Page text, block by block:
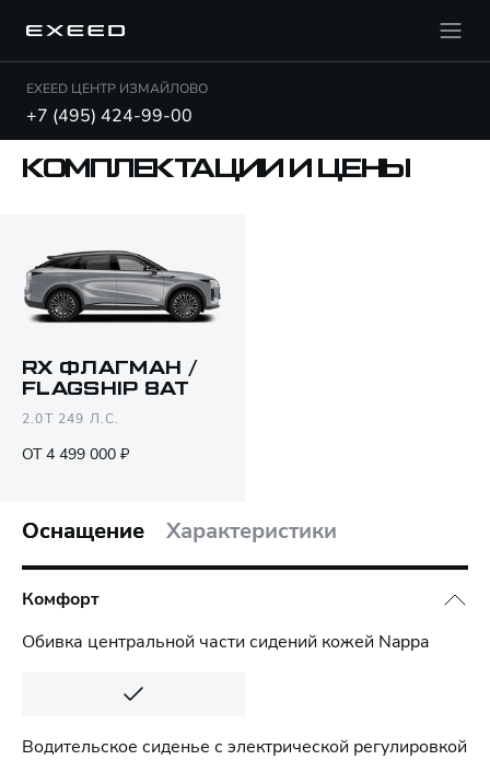
EXEED ЦЕНТР ИЗМАЙЛОВО
+7 (495) 424-99-00
КОМПЛЕКТАЦИИ И ЦЕНЫ
RX ФЛАГМАН /
FLAGSHIP 8AT
2.0T 249 Л.С.
ОТ 4 499 000 ₽
Оснащение Характеристики
Комфорт
Обивка центральной части сидений кожей Nappa
Водительское сиденье с электрической регулировкой